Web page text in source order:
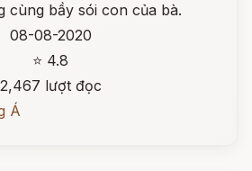
cùng bầy sói con của bà.
08-08-2020
⭐ 4.8
2,467 lượt đọc
Á